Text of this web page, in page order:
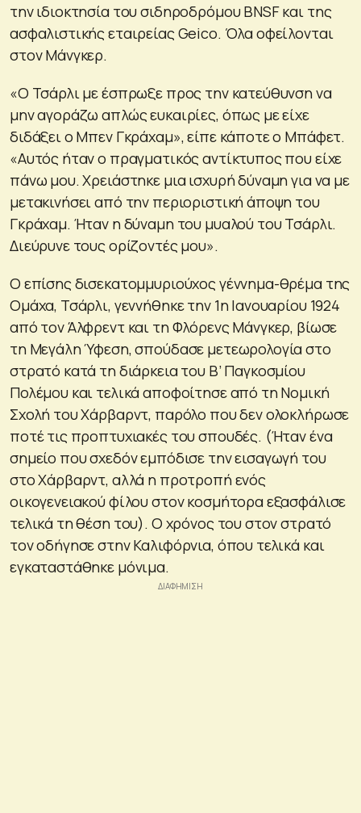
την ιδιοκτησία του σιδηροδρόμου BNSF και της
ασφαλιστικής εταιρείας Geico. Όλα οφείλονται
στον Μάνγκερ.
«Ο Τσάρλι με έσπρωξε προς την κατεύθυνση να
μην αγοράζω απλώς ευκαιρίες, όπως με είχε
διδάξει ο Μπεν Γκράχαμ», είπε κάποτε ο Μπάφετ.
«Αυτός ήταν ο πραγματικός αντίκτυπος που είχε
πάνω μου. Χρειάστηκε μια ισχυρή δύναμη για να με
μετακινήσει από την περιοριστική άποψη του
Γκράχαμ. Ήταν η δύναμη του μυαλού του Τσάρλι.
Διεύρυνε τους ορίζοντές μου».
Ο επίσης δισεκατομμυριούχος γέννημα-θρέμα της
Ομάχα, Τσάρλι, γεννήθηκε την 1η Ιανουαρίου 1924
από τον Άλφρεντ και τη Φλόρενς Μάνγκερ, βίωσε
τη Μεγάλη Ύφεση, σπούδασε μετεωρολογία στο
στρατό κατά τη διάρκεια του Β’ Παγκοσμίου
Πολέμου και τελικά αποφοίτησε από τη Νομική
Σχολή του Χάρβαρντ, παρόλο που δεν ολοκλήρωσε
ποτέ τις προπτυχιακές του σπουδές. (Ήταν ένα
σημείο που σχεδόν εμπόδισε την εισαγωγή του
στο Χάρβαρντ, αλλά η προτροπή ενός
οικογενειακού φίλου στον κοσμήτορα εξασφάλισε
τελικά τη θέση του). Ο χρόνος του στον στρατό
τον οδήγησε στην Καλιφόρνια, όπου τελικά και
εγκαταστάθηκε μόνιμα.